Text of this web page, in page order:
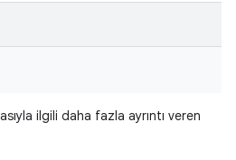
ilgili daha fazla ayrıntı veren